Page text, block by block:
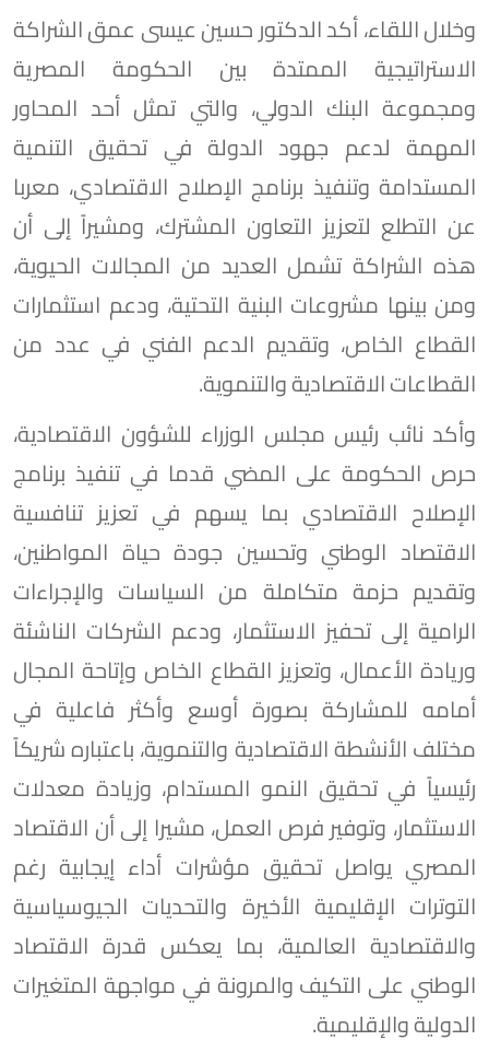
وخلال اللقاء، أكد الدكتور حسين عيسى عمق الشراكة
الاستراتيجية الممتدة بين الحكومة المصرية
ومجموعة البنك الدولي، والتي تمثل أحد المحاور
المهمة لدعم جهود الدولة في تحقيق التنمية
المستدامة وتنفيذ برنامج الإصلاح الاقتصادي، معربا
عن التطلع لتعزيز التعاون المشترك، ومشيراً إلى أن
هذه الشراكة تشمل العديد من المجالات الحيوية،
ومن بينها مشروعات البنية التحتية، ودعم استثمارات
القطاع الخاص، وتقديم الدعم الفني في عدد من
القطاعات الاقتصادية والتنموية.
وأكد نائب رئيس مجلس الوزراء للشؤون الاقتصادية،
حرص الحكومة على المضي قدما في تنفيذ برنامج
الإصلاح الاقتصادي بما يسهم في تعزيز تنافسية
الاقتصاد الوطني وتحسين جودة حياة المواطنين،
وتقديم حزمة متكاملة من السياسات والإجراءات
الرامية إلى تحفيز الاستثمار، ودعم الشركات الناشئة
وريادة الأعمال، وتعزيز القطاع الخاص وإتاحة المجال
أمامه للمشاركة بصورة أوسع وأكثر فاعلية في
مختلف الأنشطة الاقتصادية والتنموية، باعتباره شريكاً
رئيسياً في تحقيق النمو المستدام، وزيادة معدلات
الاستثمار، وتوفير فرص العمل، مشيرا إلى أن الاقتصاد
المصري يواصل تحقيق مؤشرات أداء إيجابية رغم
التوترات الإقليمية الأخيرة والتحديات الجيوسياسية
والاقتصادية العالمية، بما يعكس قدرة الاقتصاد
الوطني على التكيف والمرونة في مواجهة المتغيرات
الدولية والإقليمية.